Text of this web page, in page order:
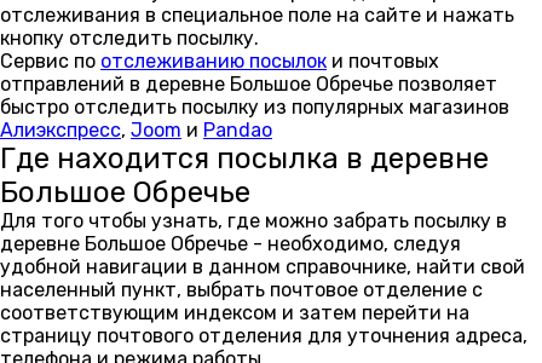
отслеживания в специальное поле на сайте и нажать
кнопку отследить посылку.
Сервис по отслеживанию посылок и почтовых
отправлений в деревне Большое Обречье позволяет
быстро отследить посылку из популярных магазинов
Алиэкспресс, Joom и Pandao
Где находится посылка в деревне
Большое Обречье
Для того чтобы узнать, где можно забрать посылку в
деревне Большое Обречье - необходимо, следуя
удобной навигации в данном справочнике, найти свой
населенный пункт, выбрать почтовое отделение с
соответствующим индексом и затем перейти на
страницу почтового отделения для уточнения адреса,